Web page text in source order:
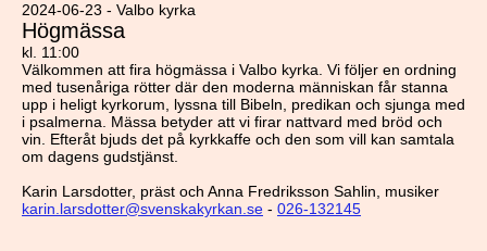
2024-06-23 - Valbo kyrka
Högmässa
kl. 11:00
Välkommen att fira högmässa i Valbo kyrka. Vi följer en ordning
med tusenåriga rötter där den moderna människan får stanna
upp i heligt kyrkorum, lyssna till Bibeln, predikan och sjunga med
i psalmerna. Mässa betyder att vi firar nattvard med bröd och
vin. Efteråt bjuds det på kyrkkaffe och den som vill kan samtala
om dagens gudstjänst.
Karin Larsdotter, präst och Anna Fredriksson Sahlin, musiker
karin.larsdotter@svenskakyrkan.se - 026-132145